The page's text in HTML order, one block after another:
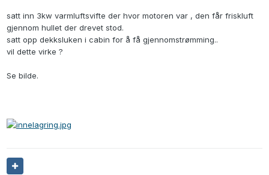
satt inn 3kw varmluftsvifte der hvor motoren var , den får friskluft
gjennom hullet der drevet stod.
satt opp dekksluken i cabin for å få gjennomstrømming..
vil dette virke ?
Se bilde.